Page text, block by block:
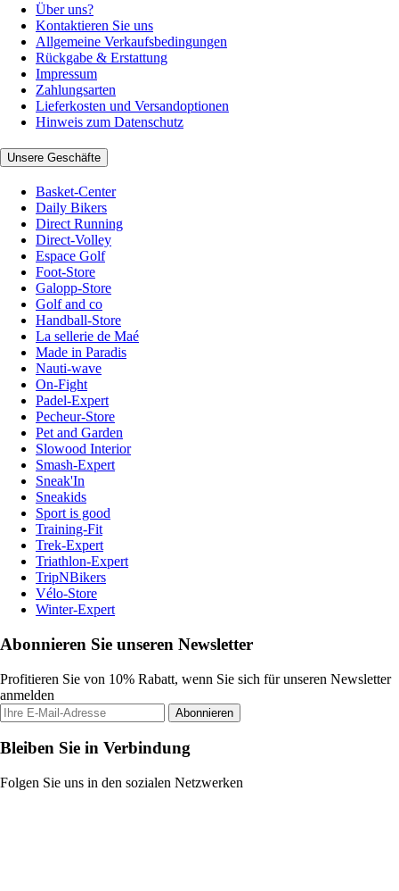
Über uns?
Kontaktieren Sie uns
Allgemeine Verkaufsbedingungen
Rückgabe & Erstattung
Impressum
Zahlungsarten
Lieferkosten und Versandoptionen
Hinweis zum Datenschutz
Unsere Geschäfte
Basket-Center
Daily Bikers
Direct Running
Direct-Volley
Espace Golf
Foot-Store
Galopp-Store
Golf and co
Handball-Store
La sellerie de Maé
Made in Paradis
Nauti-wave
On-Fight
Padel-Expert
Pecheur-Store
Pet and Garden
Slowood Interior
Smash-Expert
Sneak'In
Sneakids
Sport is good
Training-Fit
Trek-Expert
Triathlon-Expert
TripNBikers
Vélo-Store
Winter-Expert
Abonnieren Sie unseren Newsletter
Profitieren Sie von 10% Rabatt, wenn Sie sich für unseren Newsletter
anmelden
Abonnieren
Bleiben Sie in Verbindung
Folgen Sie uns in den sozialen Netzwerken